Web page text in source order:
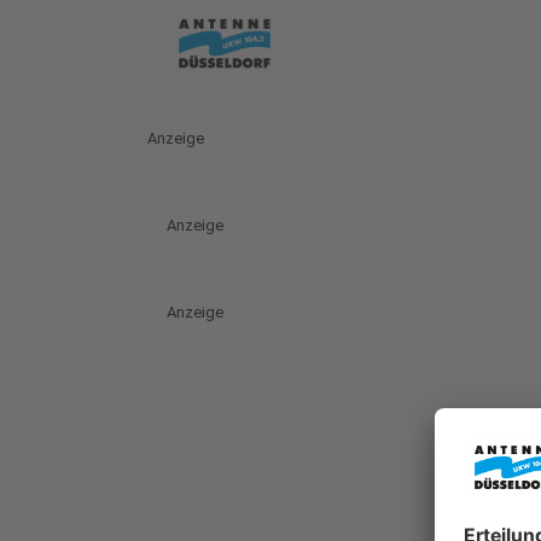
Anzeige
Anzeige
Anzeige